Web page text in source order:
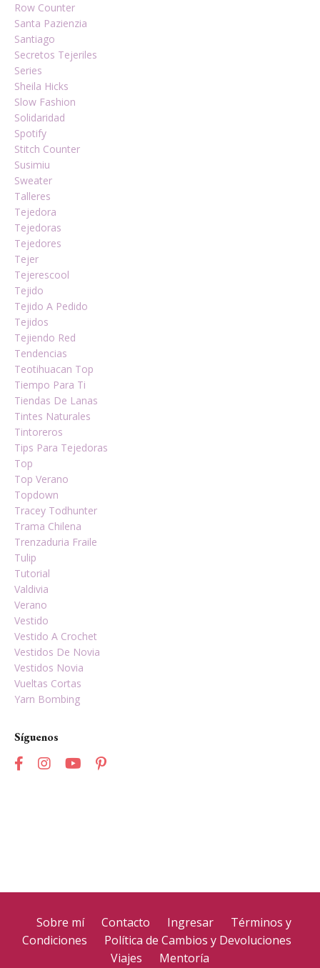
Row Counter
Santa Pazienzia
Santiago
Secretos Tejeriles
Series
Sheila Hicks
Slow Fashion
Solidaridad
Spotify
Stitch Counter
Susimiu
Sweater
Talleres
Tejedora
Tejedoras
Tejedores
Tejer
Tejerescool
Tejido
Tejido A Pedido
Tejidos
Tejiendo Red
Tendencias
Teotihuacan Top
Tiempo Para Ti
Tiendas De Lanas
Tintes Naturales
Tintoreros
Tips Para Tejedoras
Top
Top Verano
Topdown
Tracey Todhunter
Trama Chilena
Trenzaduria Fraile
Tulip
Tutorial
Valdivia
Verano
Vestido
Vestido A Crochet
Vestidos De Novia
Vestidos Novia
Vueltas Cortas
Yarn Bombing
Síguenos
Sobre mí Contacto Ingresar
Términos y
Condiciones
Política de Cambios y Devoluciones
Viajes
Mentoría